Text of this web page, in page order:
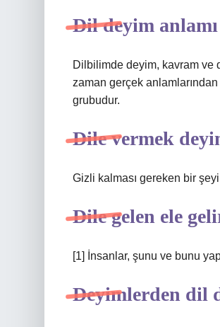
Dil deyim
Dilbilimde deyim, kavram ve
zaman gerçek
grubudur.
Dile vermek
Gizli kalması gereken bir
Dile gelen ele
[1] İnsanlar, şunu ve bunu
Deyimlerden dil